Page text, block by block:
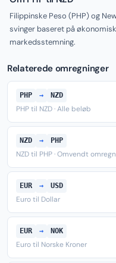
Filippinske Peso (PHP) og
svinger baseret på
markedsstemning.
Relaterede omregninger
PHP → NZD
PHP til NZD · Alle beløb
NZD → PHP
NZD til PHP · Omvendt
EUR → USD
Euro til Dollar
EUR → NOK
Euro til Norske Kroner